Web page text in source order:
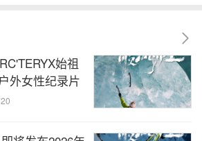
始祖
外女性纪录片